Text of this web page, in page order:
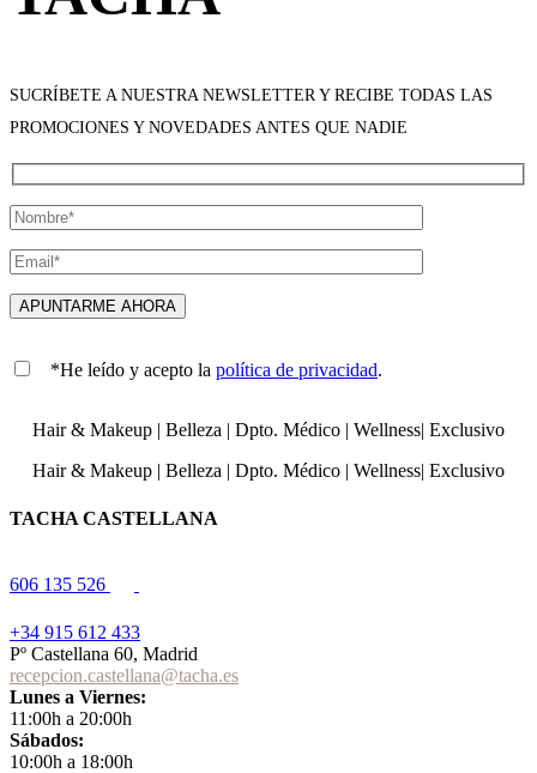
SUCRÍBETE A NUESTRA NEWSLETTER Y RECIBE TODAS LAS
PROMOCIONES Y NOVEDADES ANTES QUE NADIE
*He leído y acepto la política de privacidad.
Hair & Makeup | Belleza | Dpto. Médico | Wellness| Exclusivo
Hair & Makeup | Belleza | Dpto. Médico | Wellness| Exclusivo
TACHA CASTELLANA
606 135 526
+34 915 612 433
Pº Castellana 60, Madrid
recepcion.castellana@tacha.es
Lunes a Viernes:
11:00h a 20:00h
Sábados:
10:00h a 18:00h